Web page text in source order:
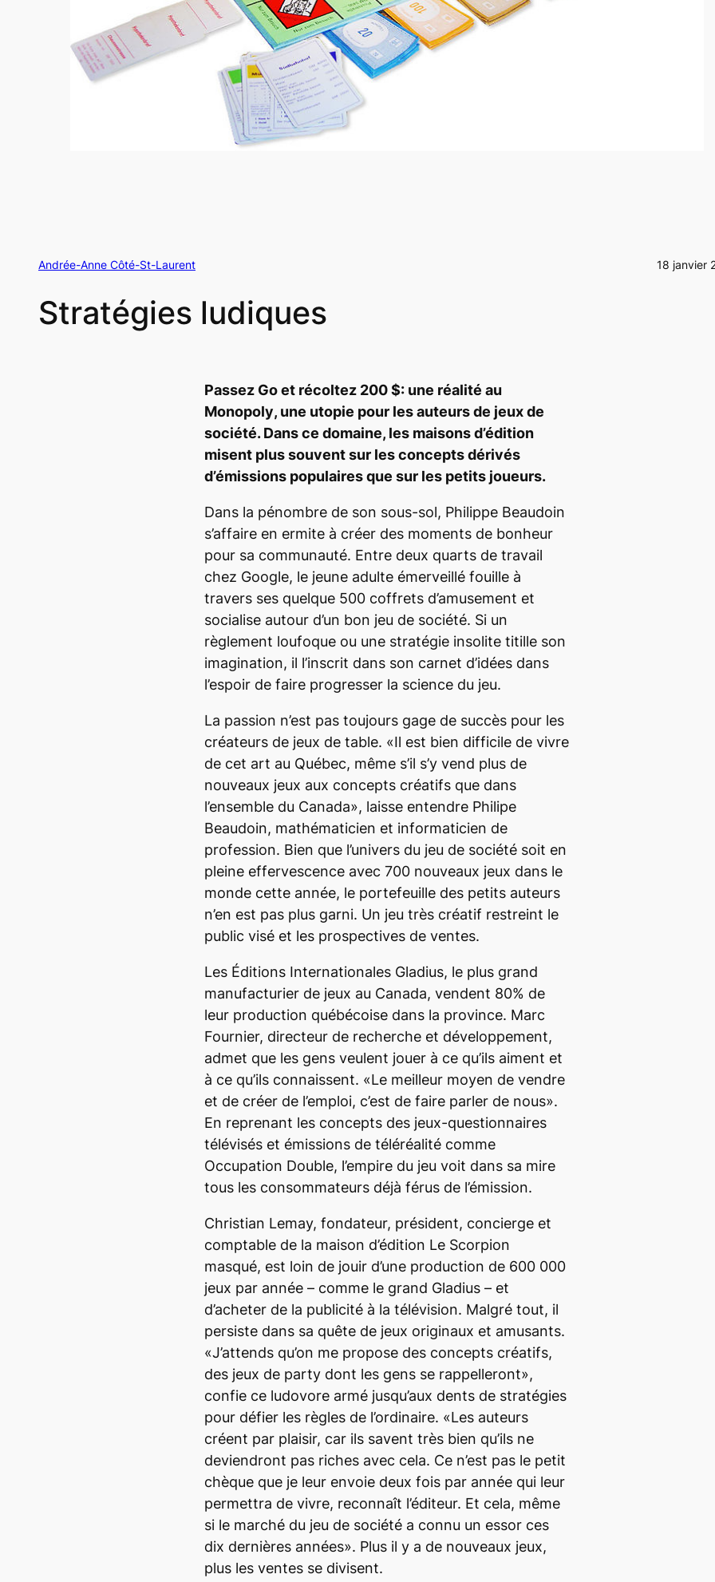
Andrée-Anne Côté-St-Laurent 18 janvier
Stratégies ludiques
Passez Goet récoltez 200 $: une réalité au
Monopoly, une utopie pour les auteurs de jeux de
société. Dans ce domaine, les maisons d’édition
misent plus souvent sur les concepts dérivés
d’émissions populaires que sur les petits joueurs.
Dans la pénombre de son sous-sol, Philippe Beaudoin
s’affaire en ermite à créer des moments de bonheur
pour sa communauté. Entre deux quarts de travail
chez Google, le jeune adulte émerveillé fouille à
travers ses quelque 500 coffrets d’amusement et
socialise autour d’un bon jeu de société. Si un
règlement loufoque ou une stratégie insolite titille son
imagination, il l’inscrit dans son carnet d’idées dans
l’espoir de faire progresser la science du jeu.
La passion n’est pas toujours gage de succès pour les
créateurs de jeux de table. «Il est bien difficile de vivre
de cet art au Québec, même s’il s’y vend plus de
nouveaux jeux aux concepts créatifs que dans
l’ensemble du Canada», laisse entendre Philipe
Beaudoin, mathématicien et informaticien de
profession. Bien que l’univers du jeu de société soit en
pleine effervescence avec 700 nouveaux jeux dans le
monde cette année, le portefeuille des petits auteurs
n’en est pas plus garni. Un jeu très créatif restreint le
public visé et les prospectives de ventes.
Les Éditions Internationales Gladius, le plus grand
manufacturier de jeux au Canada, vendent 80% de
leur production québécoise dans la province. Marc
Fournier, directeur de recherche et développement,
admet que les gens veulent jouer à ce qu’ils aiment et
à ce qu’ils connaissent. «Le meilleur moyen de vendre
et de créer de l’emploi, c’est de faire parler de nous».
En reprenant les concepts des jeux-questionnaires
télévisés et émissions de téléréalité comme
Occupation Double, l’empire du jeu voit dans sa mire
tous les consommateurs déjà férus de l’émission.
Christian Lemay, fondateur, président, concierge et
comptable de la maison d’édition Le Scorpion
masqué, est loin de jouir d’une production de 600 000
jeux par année – comme le grand Gladius – et
d’acheter de la publicité à la télévision. Malgré tout, il
persiste dans sa quête de jeux originaux et amusants.
«J’attends qu’on me propose des concepts créatifs,
des jeux de party dont les gens se rappelleront»,
confie ce ludovore armé jusqu’aux dents de stratégies
pour défier les règles de l’ordinaire. «Les auteurs
créent par plaisir, car ils savent très bien qu’ils ne
deviendront pas riches avec cela. Ce n’est pas le petit
chèque que je leur envoie deux fois par année qui leur
permettra de vivre, reconnaît l’éditeur. Et cela, même
si le marché du jeu de société a connu un essor ces
dix dernières années». Plus il y a de nouveaux jeux,
plus les ventes se divisent.